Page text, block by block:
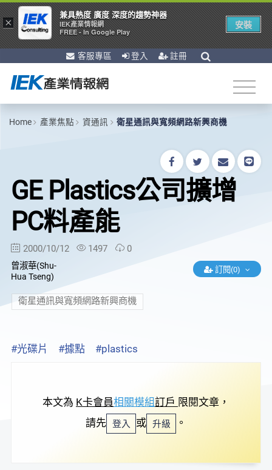
客服專區 登入 註冊
Home 產業焦點 資通訊 衛星通訊與寬頻網路新興商機
GE Plastics公司擴增
PC料產能
2000/10/12 1497 0
曾淑華(Shu-
Hua Tseng)
訂閱(0)
衛星通訊與寬頻網路新興商機
#光碟片 #據點 #plastics
本文為 K卡會員相關模組訂戶 限閱文章，
請先 登入 或 升級 。
×
兼具熱度 廣度 深度的趨勢神器
IEK產業情報網
FREE - In Google Play
安裝